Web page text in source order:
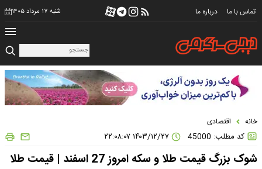
تماس با ما درباره ما شنبه ۱۷ مرداد ۱۴۰۵
خانه اقتصادی
کد مطلب: 45000
شوک بزرگ قیمت طلا و سکه امروز 27 اسفند | قیمت طلا